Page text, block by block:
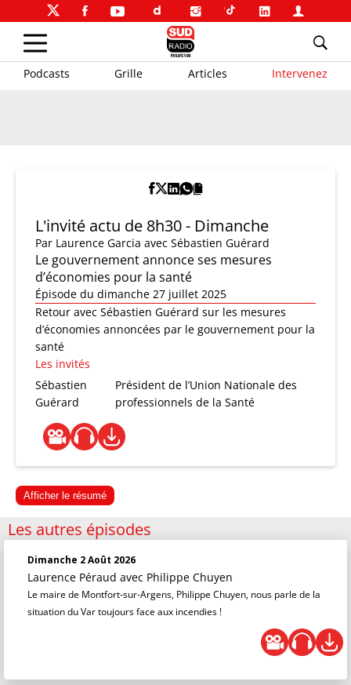
Podcasts Grille Articles Intervenez
L'invité actu de 8h30 - Dimanche
Par Laurence Garcia avec Sébastien Guérard
Le gouvernement annonce ses mesures
d’économies pour la santé
Épisode du dimanche 27 juillet 2025
Retour avec Sébastien Guérard sur les mesures
d’économies annoncées par le gouvernement pour la
santé
Les invités
Sébastien
Guérard
Président de l’Union Nationale des
professionnels de la Santé
Afficher le résumé
Les autres épisodes
Dimanche 2 Août 2026
Laurence Péraud avec Philippe Chuyen
Le maire de Montfort-sur-Argens, Philippe Chuyen, nous parle de la
situation du Var toujours face aux incendies !